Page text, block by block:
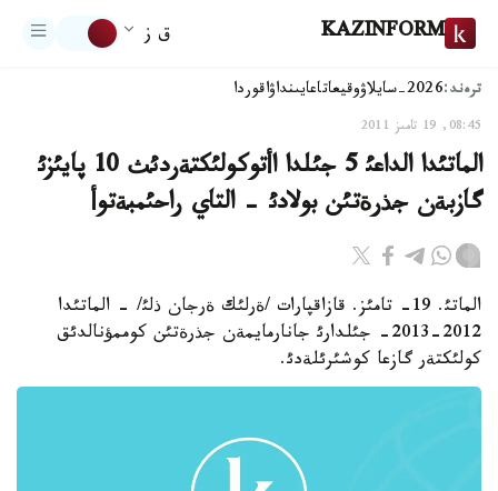
KAZINFORM ق ز
ترەند:2026-سايلاۋ وقيعاتاعايىنداۋاقوردا
08:45, 19 تامىز 2011
الماتئدا الداعئ 5 جئلدا اأتوكولئكتةردئث 10 پايئزئ
گازبةن جذرةتئن بولادئ - التاي راحئمبةتوأ
الماتئ. 19- تامئز. قازاقپارات /ةرلئك ةرجان ذلئ/ - الماتئدا
2012-2013- جئلدارئ جانارمايمةن جذرةتئن كوممؤنالدئق
كولئكتةر گازعا كوشئرئلةدئ.